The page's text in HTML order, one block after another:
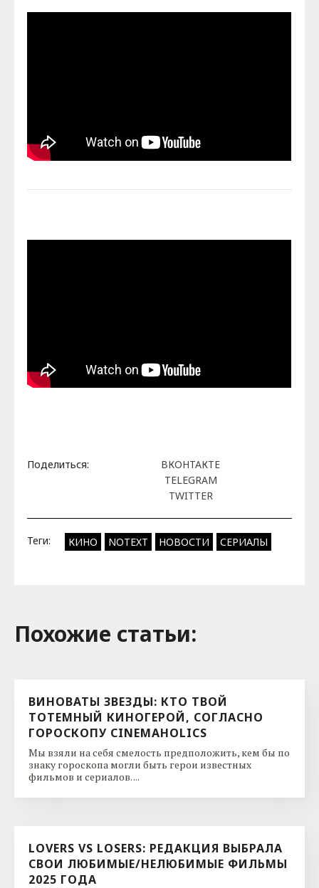
Поделиться:
ВКОНТАКТЕ
TELEGRAM
TWITTER
Теги: КИНО NOTEXT НОВОСТИ СЕРИАЛЫ
Похожие cтатьи:
ВИНОВАТЫ ЗВЕЗДЫ: КТО ТВОЙ
ТОТЕМНЫЙ КИНОГЕРОЙ, СОГЛАСНО
ГОРОСКОПУ CINEMAHOLICS
Мы взяли на себя смелость предположить, кем бы по
знаку гороскопа могли быть герои известных
фильмов и сериалов. ...
LOVERS VS LOSERS: РЕДАКЦИЯ ВЫБРАЛА
СВОИ ЛЮБИМЫЕ/НЕЛЮБИМЫЕ ФИЛЬМЫ
2025 ГОДА